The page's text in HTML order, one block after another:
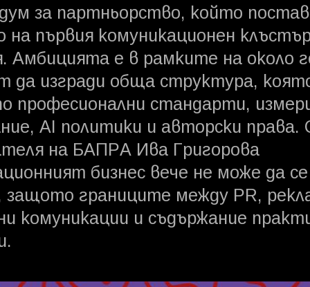
за партньорство, който
на първия комуникационен
Амбицията е в рамките на около
да изгради обща структура,
професионални стандарти,
AI политики и авторски права.
на БАПРА Ива Григорова
бизнес вече не може да се
защото границите между PR,
комуникации и съдържание